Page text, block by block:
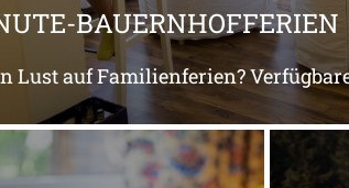
BAUERNHOFFERIEN
Lust auf Familienferien?